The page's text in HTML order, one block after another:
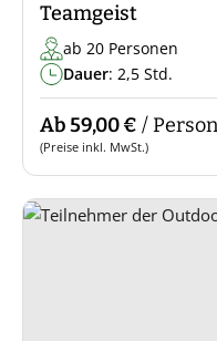
Teamgeist
ab 20 Personen
Dauer: 2,5 Std.
Ab 59,00 € / Person
(Preise inkl. MwSt.)